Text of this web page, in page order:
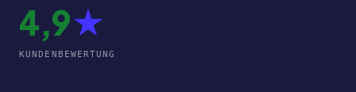
4,9★
KUNDENBEWERTUNG